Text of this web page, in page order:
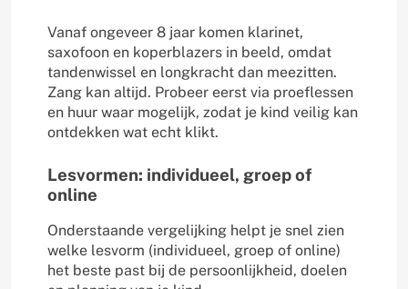
Vanaf ongeveer 8 jaar komen klarinet,
saxofoon en koperblazers in beeld, omdat
tandenwissel en longkracht dan meezitten.
Zang kan altijd. Probeer eerst via proeflessen
en huur waar mogelijk, zodat je kind veilig kan
ontdekken wat echt klikt.
Lesvormen: individueel, groep of
online
Onderstaande vergelijking helpt je snel zien
welke lesvorm (individueel, groep of online)
het beste past bij de persoonlijkheid, doelen